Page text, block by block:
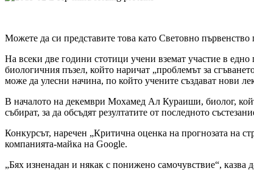
Можете да си представите това като Световно
На всеки две години стотици учени вземат участие в едно
биологичния пъзел, който наричат ​​„проблемът за
може да улесни начина, по който учените създават нови
В началото на декември Мохамед Ал Кураиши, биолог,
събират, за да обсъдят резултатите от последното
Конкурсът, наречен „Критична оценка на прогнозата на
компанията-майка на Google.
„Бях изненадан и някак с понижено самочувствие“,